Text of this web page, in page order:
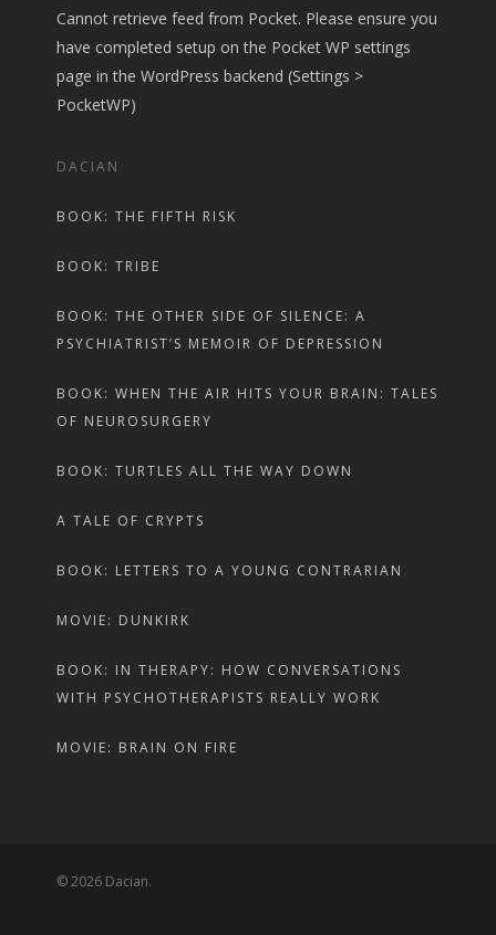
Cannot retrieve feed from Pocket. Please ensure you
have completed setup on the Pocket WP settings
page in the WordPress backend (Settings >
PocketWP)
DACIAN
BOOK: THE FIFTH RISK
BOOK: TRIBE
BOOK: THE OTHER SIDE OF SILENCE: A
PSYCHIATRIST’S MEMOIR OF DEPRESSION
BOOK: WHEN THE AIR HITS YOUR BRAIN: TALES
OF NEUROSURGERY
BOOK: TURTLES ALL THE WAY DOWN
A TALE OF CRYPTS
BOOK: LETTERS TO A YOUNG CONTRARIAN
MOVIE: DUNKIRK
BOOK: IN THERAPY: HOW CONVERSATIONS
WITH PSYCHOTHERAPISTS REALLY WORK
MOVIE: BRAIN ON FIRE
© 2026 Dacian.